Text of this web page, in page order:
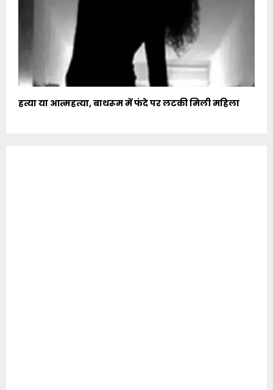
हत्या या आत्महत्या, बाथरूम में फंदे पर लटकी मिली महिला